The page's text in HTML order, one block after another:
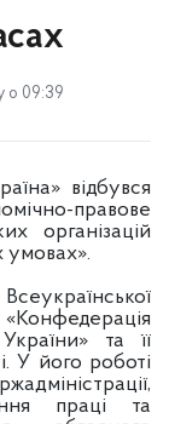
о 09:39
відбувся
правове
організацій
умовах».
України» та її
У його роботі
праці та